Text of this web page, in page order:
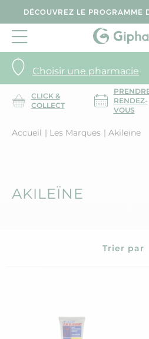
DÉCOUVREZ LE PROGRAMME
Choisir une pharmacie
CLICK &
COLLECT
RENDEZ-
VOUS
Accueil Les Marques Akileïne
AKILEÏNE
Trier par